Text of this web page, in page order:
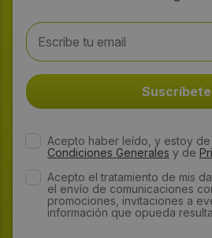
Acepto haber leído, y estoy
Condiciones Generales y de
Acepto el tratamiento de mis
el envío de comunicaciones
promociones, invitaciones a
información que opueda